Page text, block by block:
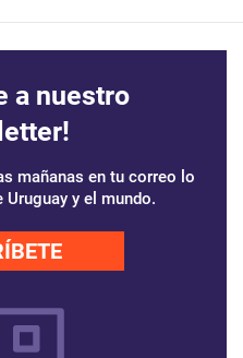
a nuestro
mañanas en tu correo lo
y el mundo.